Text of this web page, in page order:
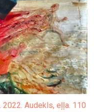
Audekls, eļļa. 110